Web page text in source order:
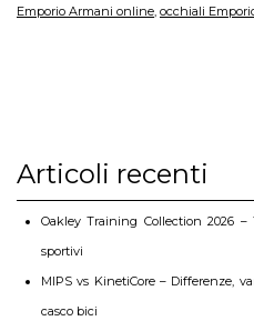
Emporio Armani online occhiali
Articoli recenti
Oakley Training Collection 2026
sportivi
MIPS vs KinetiCore – Differenze,
casco bici